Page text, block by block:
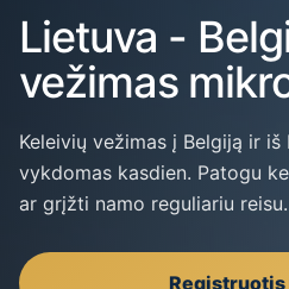
Lietuva -
vežimas
Keleivių vežimas į Belgiją ir
vykdomas kasdien. Patogu
ar grįžti namo reguliariu reisu.
Registruotis